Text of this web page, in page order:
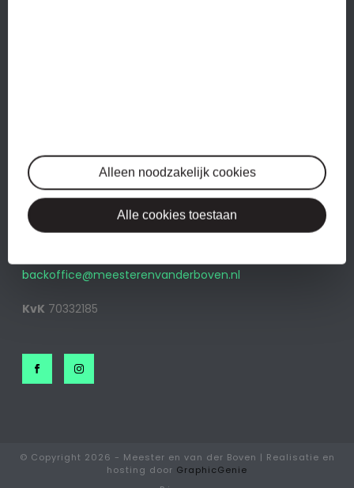
MEESTER & VAN DER BOVEN
Marterkoog 7b
1822BK Alkmaar
backoffice@meesterenvanderboven.nl
KvK 70332185
© Copyright 2026 - Meester en van der Boven | Realisatie en
hosting door GraphicGenie
Alleen noodzakelijk cookies
Alle cookies toestaan